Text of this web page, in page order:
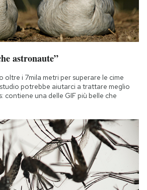
astronaute”
oltre i 7mila metri per superare le cime
potrebbe aiutarci a trattare meglio
contiene una delle GIF più belle che